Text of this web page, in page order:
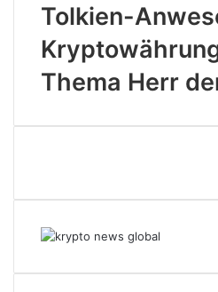
Tolkien-
Thema Herr